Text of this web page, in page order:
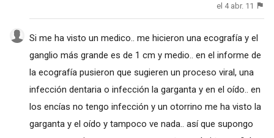
el 4 abr. 11
Si me ha visto un medico.. me hicieron una ecografía y el
ganglio más grande es de 1 cm y medio.. en el informe de
la ecografía pusieron que sugieren un proceso viral, una
infección dentaria o infección la garganta y en el oído.. en
los encías no tengo infección y un otorrino me ha visto la
garganta y el oído y tampoco ve nada.. así que supongo